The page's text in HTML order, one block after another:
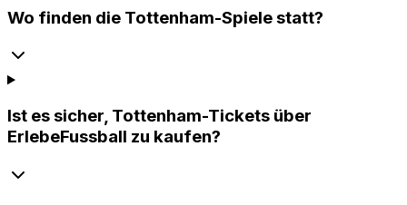
Wo finden die Tottenham-Spiele statt?
Ist es sicher, Tottenham-Tickets über
ErlebeFussball zu kaufen?